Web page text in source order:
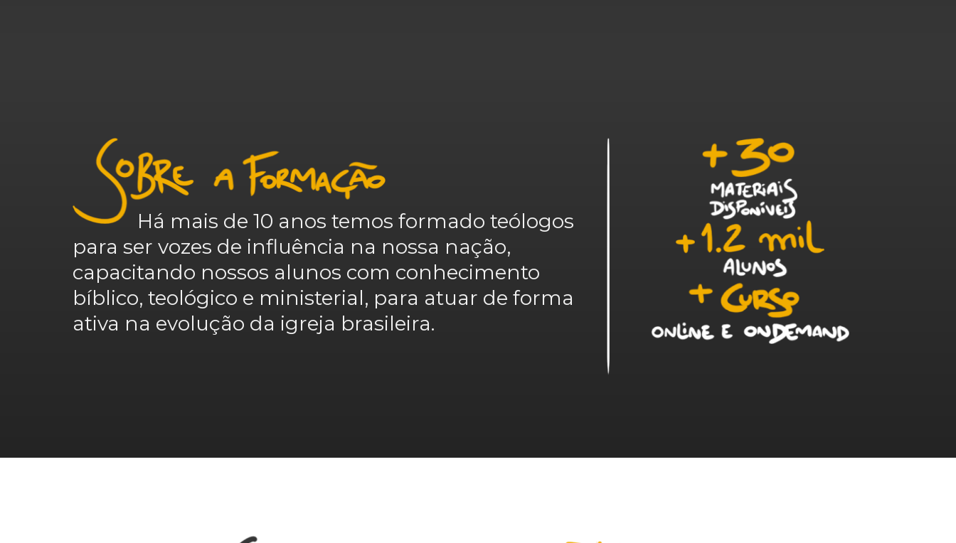
Há mais de 10 anos temos formado teólogos
para ser vozes de influência na nossa nação,
capacitando nossos alunos com conhecimento
bíblico, teológico e ministerial, para atuar de forma
ativa na evolução da igreja brasileira.